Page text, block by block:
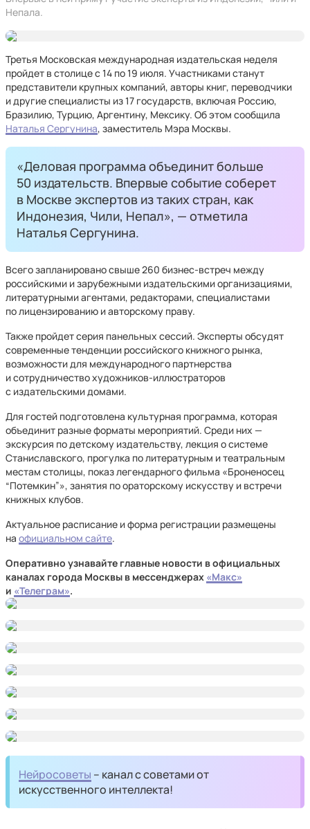
Непала.
Третья Московская международная издательская неделя
пройдет в столице с 14 по 19 июля. Участниками станут
представители крупных компаний, авторы книг, переводчики
и другие специалисты из 17 государств, включая Россию,
Бразилию, Турцию, Аргентину, Мексику. Об этом сообщила
Наталья Сергунина, заместитель Мэра Москвы.
«Деловая программа объединит больше
50 издательств. Впервые событие соберет
в Москве экспертов из таких стран, как
Индонезия, Чили, Непал», — отметила
Наталья Сергунина.
Всего запланировано свыше 260 бизнес-встреч между
российскими и зарубежными издательскими организациями,
литературными агентами, редакторами, специалистами
по лицензированию и авторскому праву.
Также пройдет серия панельных сессий. Эксперты обсудят
современные тенденции российского книжного рынка,
возможности для международного партнерства
и сотрудничество художников-иллюстраторов
с издательскими домами.
Для гостей подготовлена культурная программа, которая
объединит разные форматы мероприятий. Среди них —
экскурсия по детскому издательству, лекция о системе
Станиславского, прогулка по литературным и театральным
местам столицы, показ легендарного фильма «Броненосец
“Потемкин”», занятия по ораторскому искусству и встречи
книжных клубов.
Актуальное расписание и форма регистрации размещены
на официальном сайте.
Оперативно узнавайте главные новости в официальных
каналах города Москвы в мессенджерах «Макс»
и «Телеграм».
Нейросоветы – канал с советами от
искусственного интеллекта!